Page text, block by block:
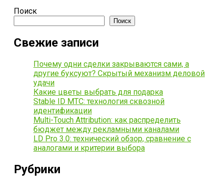
Поиск
Поиск
Свежие записи
Почему одни сделки закрываются сами, а
другие буксуют? Скрытый механизм деловой
удачи
Какие цветы выбрать для подарка
Stable ID МТС: технология сквозной
идентификации
Multi-Touch Attribution: как распределить
бюджет между рекламными каналами
LD Pro 3.0: технический обзор, сравнение с
аналогами и критерии выбора
Рубрики